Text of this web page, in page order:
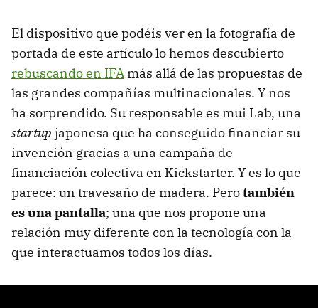
El dispositivo que podéis ver en la fotografía de
portada de este artículo lo hemos descubierto
rebuscando en IFA más allá de las propuestas de
las grandes compañías multinacionales. Y nos
ha sorprendido. Su responsable es mui Lab, una
startup japonesa que ha conseguido financiar su
invención gracias a una campaña de
financiación colectiva en Kickstarter. Y es lo que
parece: un travesaño de madera. Perotambién
es una pantalla; una que nos propone una
relación muy diferente con la tecnología con la
que interactuamos todos los días.